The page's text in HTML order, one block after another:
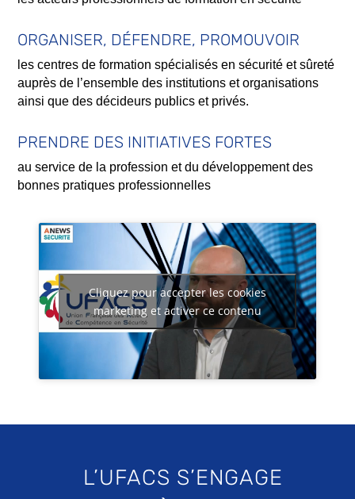
ORGANISER, DÉFENDRE, PROMOUVOIR
les centres de formation spécialisés en sécurité et sûreté
auprès de l’ensemble des institutions et organisations
ainsi que des décideurs publics et privés.
PRENDRE DES INITIATIVES FORTES
au service de la profession et du développement des
bonnes pratiques professionnelles
Cliquez pour accepter les cookies
marketing et activer ce contenu
L’UFACS S’ENGAGE